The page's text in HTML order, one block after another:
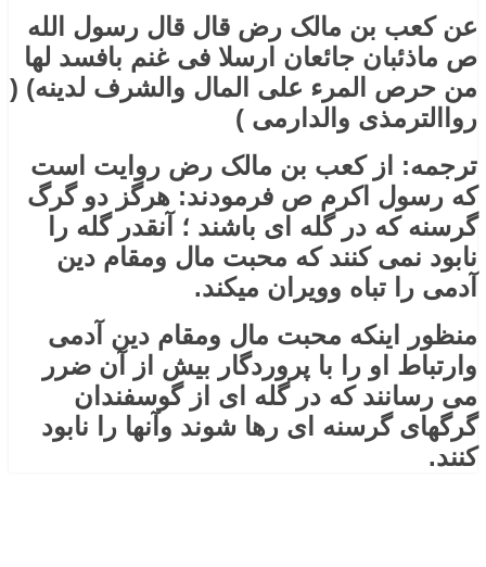
عن کعب بن مالک رض قال قال رسول الله
ص ماذئبان جائعان ارسلا فی غنم بافسد لها
من حرص المرء علی المال والشرف لدینه) (
رواالترمذی والدارمی )
ترجمه: از کعب بن مالک رض روایت است
که رسول اکرم ص فرمودند: هرگز دو گرگ
گرسنه که در گله ای باشند ؛ آنقدر گله را
نابود نمی کنند که محبت مال ومقام دین
آدمی را تباه وویران میکند.
منظور اینکه محبت مال ومقام دین آدمی
وارتباط او را با پروردگار بیش از آن ضرر
می رسانند که در گله ای از گوسفندان
گرگهای گرسنه ای رها شوند وآنها را نابود
کنند.